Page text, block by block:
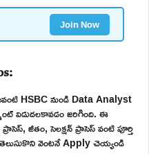
Join Now
HSBC నుండి Data Analyst
విడుదలకావడం జరిగింది. ఈ
జీతం, సెలక్షన్ ప్రాసెస్ వంటి పూర్తి
వెంటనే Apply చెయ్యండి